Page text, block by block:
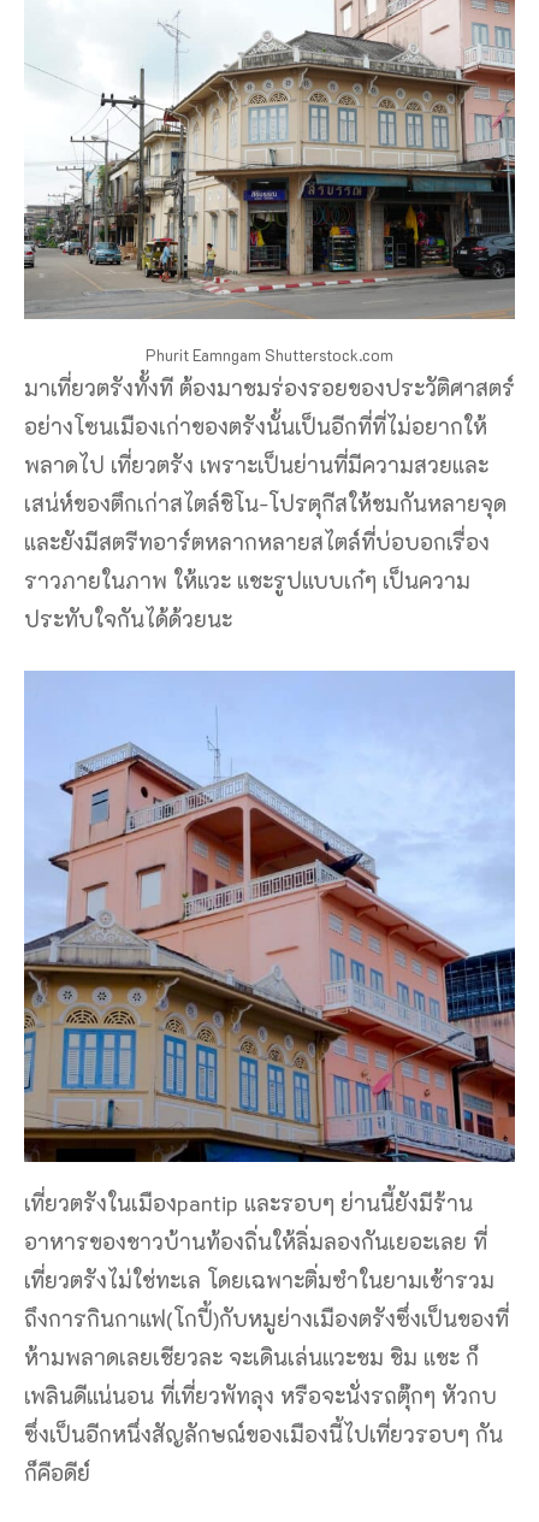
Phurit Eamngam Shutterstock.com
มาเที่ยวตรังทั้งที ต้องมาชมร่องรอยของประวัติศาสตร์
อย่างโซนเมืองเก่าของตรังนั้นเป็นอีกที่ที่ไม่อยากให้
พลาดไป เที่ยวตรัง เพราะเป็นย่านที่มีความสวยและ
เสน่ห์ของตึกเก่าสไตล์ชิโน-โปรตุกีสให้ชมกันหลายจุด
และยังมีสตรีทอาร์ตหลากหลายสไตล์ที่บ่อบอกเรื่อง
ราวภายในภาพ ให้แวะ แชะรูปแบบเก๋ๆ เป็นความ
ประทับใจกันได้ด้วยนะ
เที่ยวตรังในเมืองpantip และรอบๆ ย่านนี้ยังมีร้าน
อาหารของชาวบ้านท้องถิ่นให้ลิ่มลองกันเยอะเลย ที่
เที่ยวตรังไม่ใช่ทะเล โดยเฉพาะติ่มซำในยามเช้ารวม
ถึงการกินกาแฟ(โกปี้)กับหมูย่างเมืองตรังซึ่งเป็นของที่
ห้ามพลาดเลยเชียวละ จะเดินเล่นแวะชม ชิม แชะ ก็
เพลินดีแน่นอน ที่เที่ยวพัทลุง หรือจะนั่งรถตุ๊กๆ หัวกบ
ซึ่งเป็นอีกหนึ่งสัญลักษณ์ของเมืองนี้ไปเที่ยวรอบๆ กัน
ก็คือดีย์